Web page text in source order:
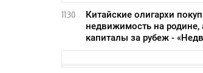
11:30
Китайские олигархи
недвижимость на родине,
капиталы за рубеж -